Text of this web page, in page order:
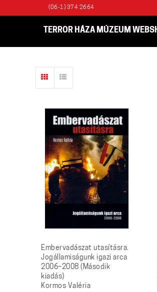
(06-1) 374 2664
TERROR HÁZA MÚZEUM
Embervadászat utasításra.
Jogállamiságunk igazi arca
2006–2008 (Második
kiadás)
Kormos Valéria